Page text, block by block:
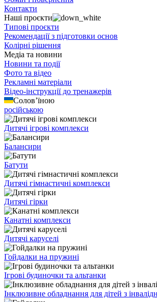
Контакти
Наші проєкти
Типові проєкти
Рекомендації з підготовки основ
Колірні рішення
Медіа та новини
Новини та події
Фото та відео
Рекламні матеріали
Відео-інструкції до тренажерів
Солов’їною
російською
Дитячі ігрові комплекси
Балансири
Батути
Дитячі гімнастичні комплекси
Дитячі гірки
Канатні комплекси
Дитячі каруселі
Гойдалки на пружині
Ігрові будиночки та альтанки
Інклюзивне обладнання для дітей з